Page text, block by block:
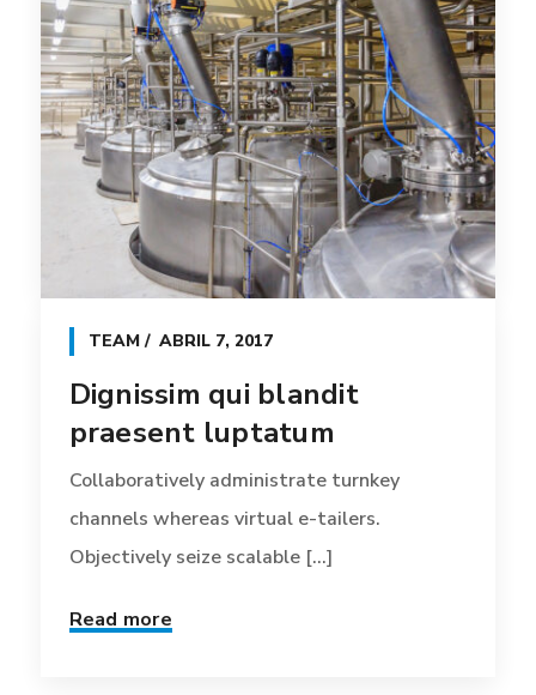
TEAM ABRIL 7, 2017
Dignissim qui blandit
praesent luptatum
Collaboratively administrate turnkey
channels whereas virtual e-tailers.
Objectively seize scalable [...]
Read more